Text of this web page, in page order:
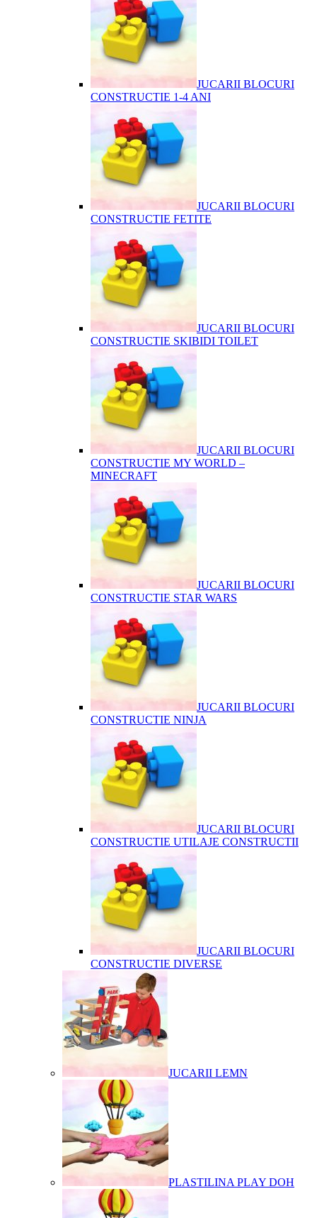
JUCARII BLOCURI
CONSTRUCTIE 1-4 ANI
JUCARII BLOCURI
CONSTRUCTIE FETITE
JUCARII BLOCURI
CONSTRUCTIE SKIBIDI TOILET
JUCARII BLOCURI
CONSTRUCTIE MY WORLD –
MINECRAFT
JUCARII BLOCURI
CONSTRUCTIE STAR WARS
JUCARII BLOCURI
CONSTRUCTIE NINJA
JUCARII BLOCURI
CONSTRUCTIE UTILAJE CONSTRUCTII
JUCARII BLOCURI
CONSTRUCTIE DIVERSE
JUCARII LEMN
PLASTILINA PLAY DOH